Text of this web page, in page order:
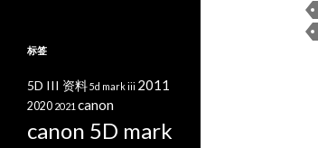
标签
5D III 资料5d mark iii 2011
2020 2021 canon
canon 5D mark